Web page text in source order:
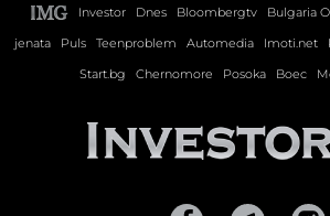
Investor Dnes Bloombergtv Bulgaria
jenata
Puls Teenproblem Automedia Imoti.net
Start.bg
Chernomore Posoka Boec